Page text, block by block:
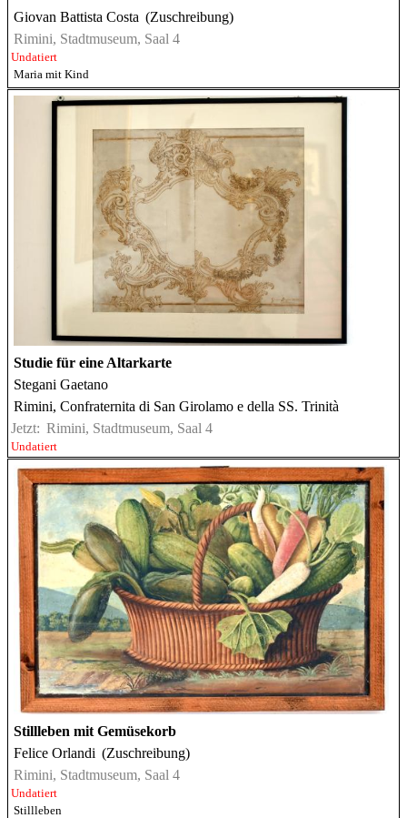
Giovan Battista Costa (Zuschreibung)
Rimini, Stadtmuseum, Saal 4
Undatiert
Maria mit Kind
Studie für eine Altarkarte
Stegani Gaetano
Rimini, Confraternita di San Girolamo e della SS. Trinità
Jetzt: Rimini, Stadtmuseum, Saal 4
Undatiert
Stillleben mit Gemüsekorb
Felice Orlandi (Zuschreibung)
Rimini, Stadtmuseum, Saal 4
Undatiert
Stillleben